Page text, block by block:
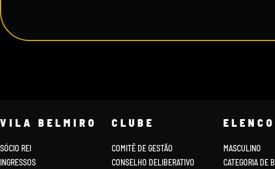
VILA BELMIRO
SÓCIO REI
INGRESSOS
CLUBE
COMITÊ DE GESTÃO
CONSELHO DELIBERATIVO
MASCULINO
CATEGORIA DE